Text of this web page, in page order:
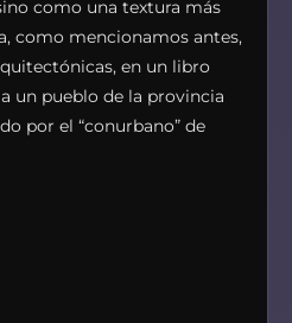
como una textura más
como mencionamos antes,
en un libro
un pueblo de la provincia
por el “conurbano” de